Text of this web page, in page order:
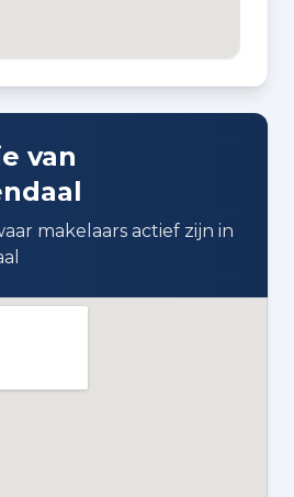
van
makelaars actief zijn in